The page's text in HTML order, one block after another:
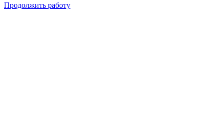
Продолжить работу